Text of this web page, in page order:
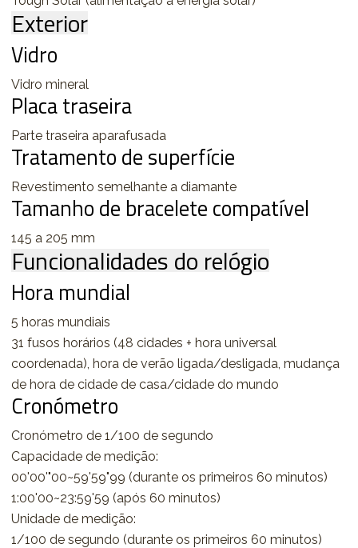
Exterior
Vidro
Vidro mineral
Placa traseira
Parte traseira aparafusada
Tratamento de superfície
Revestimento semelhante a diamante
Tamanho de bracelete compatível
145 a 205 mm
Funcionalidades do relógio
Hora mundial
5 horas mundiais
31 fusos horários (48 cidades + hora universal
coordenada), hora de verão ligada/desligada, mudança
de hora de cidade de casa/cidade do mundo
Cronómetro
Cronómetro de 1/100 de segundo
Capacidade de medição:
00'00'"00~59'59"99 (durante os primeiros 60 minutos)
1:00'00~23:59'59 (após 60 minutos)
Unidade de medição:
1/100 de segundo (durante os primeiros 60 minutos)